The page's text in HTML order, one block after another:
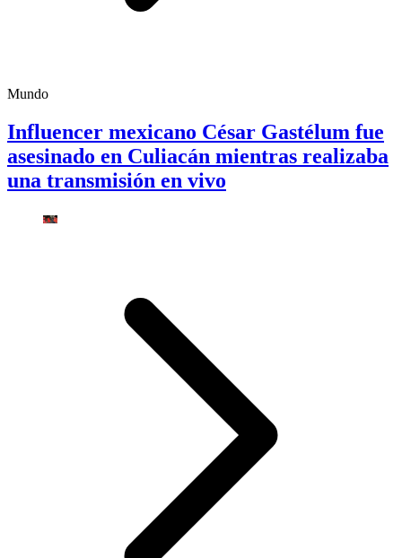
Mundo
Influencer mexicano César Gastélum fue
asesinado en Culiacán mientras realizaba
una transmisión en vivo